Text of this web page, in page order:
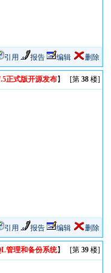
引用 报告 编辑 删除
正式版开源发布】 [第 38楼]
引用 报告 编辑 删除
管理和备份系统】 [第 39楼]